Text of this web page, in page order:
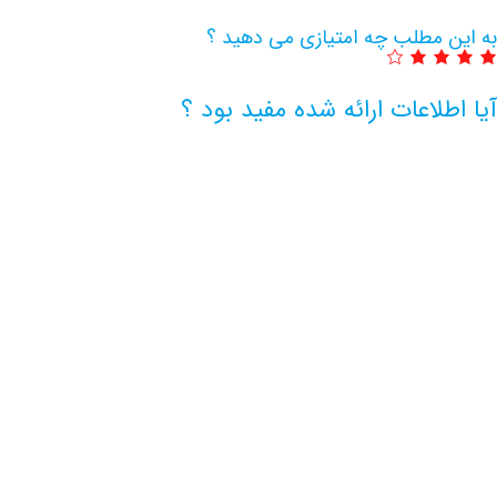
به این مطلب چه امتیازی می دهید ؟
آیا اطلاعات ارائه شده مفید بود ؟